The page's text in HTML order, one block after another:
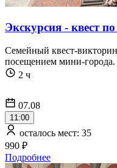
Экскурсия - квест
Семейный квест-
посещением мини-города.
2 ч
07.08
11:00
осталось мест: 35
990 ₽
Подробнее